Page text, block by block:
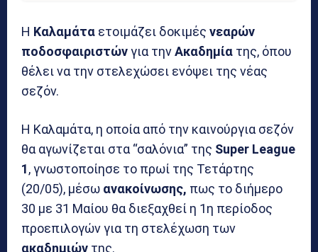
Η Καλαμάτα ετοιμάζει δοκιμές νεαρών
ποδοσφαιριστώνγια τηνΑκαδημία της, όπου
θέλει να την στελεχώσει ενόψει της νέας
σεζόν.
Η Καλαμάτα, η οποία από την καινούργια σεζόν
θα αγωνίζεται στα “σαλόνια” της Super League
1, γνωστοποίησε το πρωί της Τετάρτης
(20/05), μέσω ανακοίνωσης, πως το διήμερο
30 με 31 Μαίου θα διεξαχθεί η 1η περίοδος
προεπιλογών για τη στελέχωση των
ακαδημιών της.